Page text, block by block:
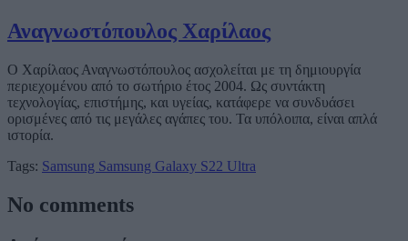
Αναγνωστόπουλος Χαρίλαος
Ο Χαρίλαος Αναγνωστόπουλος ασχολείται με τη δημιουργία
περιεχομένου από το σωτήριο έτος 2004. Ως συντάκτη
τεχνολογίας, επιστήμης, και υγείας, κατάφερε να συνδυάσει
ορισμένες από τις μεγάλες αγάπες του. Τα υπόλοιπα, είναι απλά
ιστορία.
Tags: Samsung Samsung Galaxy S22 Ultra
No comments